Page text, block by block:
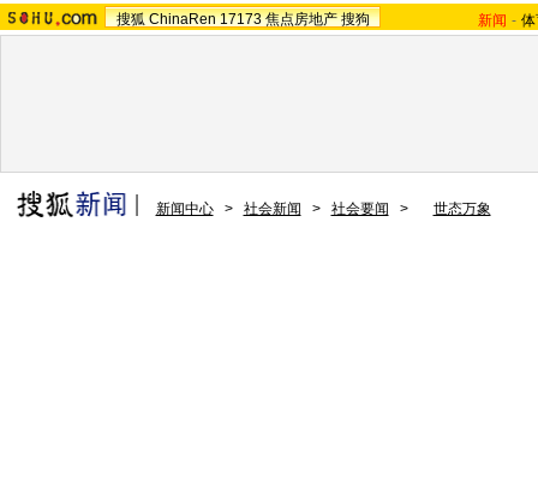
搜狐 ChinaRen 17173 焦点房地产 搜狗 新闻 -
新闻中心 > 社会新闻 > 社会要闻 > 世态万象